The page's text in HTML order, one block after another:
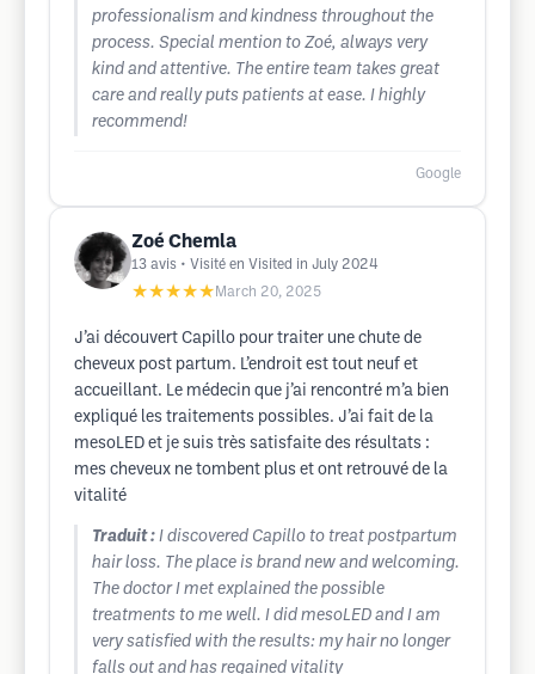
professionalism and kindness throughout the
process. Special mention to Zoé, always very
kind and attentive. The entire team takes great
care and really puts patients at ease. I highly
recommend!
Google
Zoé Chemla
13 avis • Visité en Visited in July 2024
★★★★★ March 20, 2025
J’ai découvert Capillo pour traiter une chute de
cheveux post partum. L’endroit est tout neuf et
accueillant. Le médecin que j’ai rencontré m’a bien
expliqué les traitements possibles. J’ai fait de la
mesoLED et je suis très satisfaite des résultats :
mes cheveux ne tombent plus et ont retrouvé de la
vitalité
Traduit : I discovered Capillo to treat postpartum
hair loss. The place is brand new and welcoming.
The doctor I met explained the possible
treatments to me well. I did mesoLED and I am
very satisfied with the results: my hair no longer
falls out and has regained vitality